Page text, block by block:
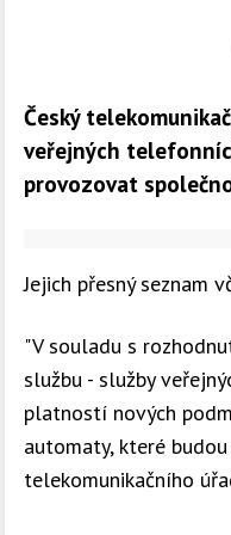
Český
veřejných
provozovat
Jejich přesný seznam
"V souladu s
službu - služby
platností nových
automaty, které budou
telekomunikačního